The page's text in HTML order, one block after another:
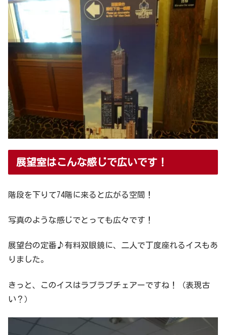
展望室はこんな感じで広いです！
階段を下りて74階に来ると広がる空間！
写真のような感じでとっても広々です！
展望台の定番♪有料双眼鏡に、二人で丁度座れるイスもあ
りました。
きっと、このイスはラブラブチェアーですね！（表現古
い？）